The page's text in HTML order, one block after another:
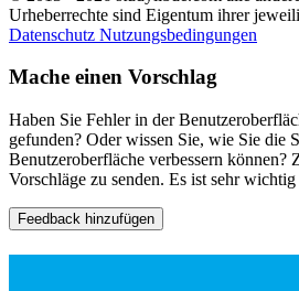
Urheberrechte sind Eigentum ihrer
Datenschutz Nutzungsbedingungen
Mache einen Vorschlag
Haben Sie Fehler in der
gefunden? Oder wissen Sie, wie Sie die
Benutzeroberfläche verbessern können?
Vorschläge zu senden. Es ist sehr
Feedback hinzufügen